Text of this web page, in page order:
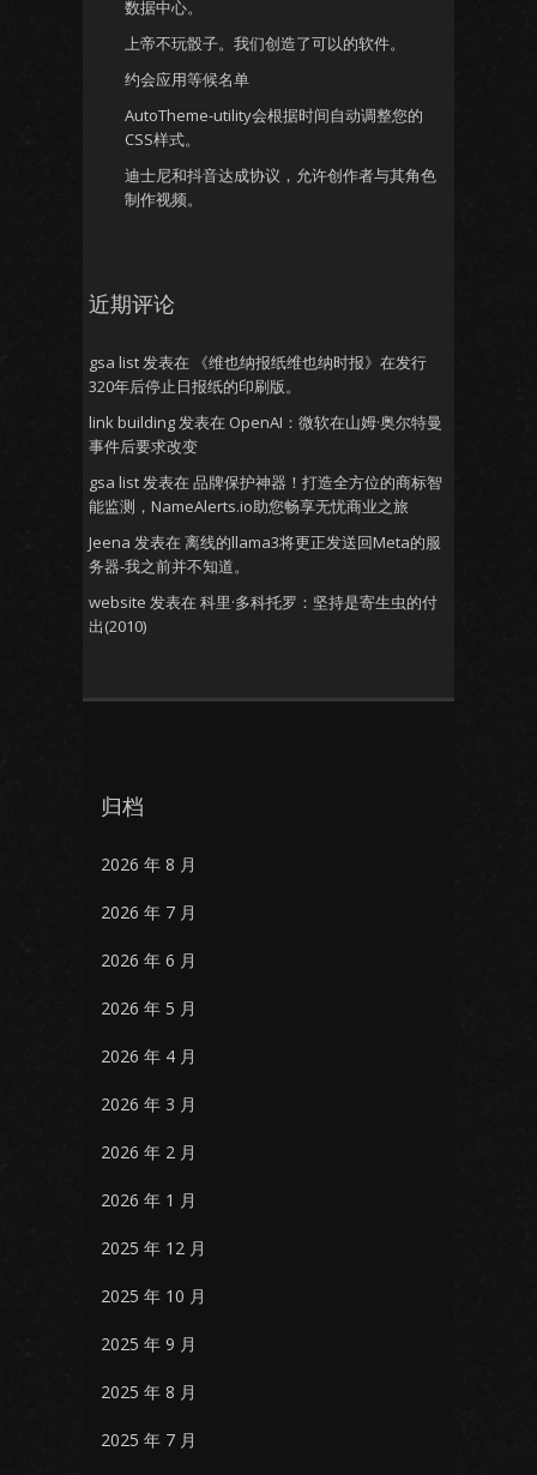
数据中心。
上帝不玩骰子。我们创造了可以的软件。
约会应用等候名单
AutoTheme-utility会根据时间自动调整您的
CSS样式。
迪士尼和抖音达成协议，允许创作者与其角色
制作视频。
近期评论
gsa list发表在
《维也纳报纸维也纳时报》在发行
320年后停止日报纸的印刷版。
link building发表在 OpenAI：微软在山姆·奥尔特曼
事件后要求改变
gsa list发表在 品牌保护神器！打造全方位的商标智
能监测，NameAlerts.io助您畅享无忧商业之旅
Jeena 发表在 离线的llama3将更正发送回Meta的服
务器-我之前并不知道。
website 发表在 科里·多科托罗：坚持是寄生虫的付
出(2010)
归档
2026 年 8 月
2026 年 7 月
2026 年 6 月
2026 年 5 月
2026 年 4 月
2026 年 3 月
2026 年 2 月
2026 年 1 月
2025 年 12 月
2025 年 10 月
2025 年 9 月
2025 年 8 月
2025 年 7 月